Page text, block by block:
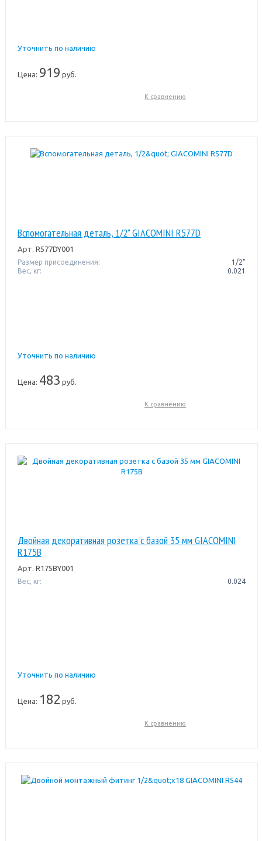
Уточнить по наличию
Цена: 919 руб.
К сравнению
Вспомогательная деталь, 1/2" GIACOMINI R577D
Арт. R577DY001
Размер присоединения:
1/2"
Вес, кг:
0.021
Уточнить по наличию
Цена: 483 руб.
К сравнению
Двойная декоративная розетка с базой 35 мм GIACOMINI
R175B
Арт. R175BY001
Вес, кг: 0.024
Уточнить по наличию
Цена: 182 руб.
К сравнению